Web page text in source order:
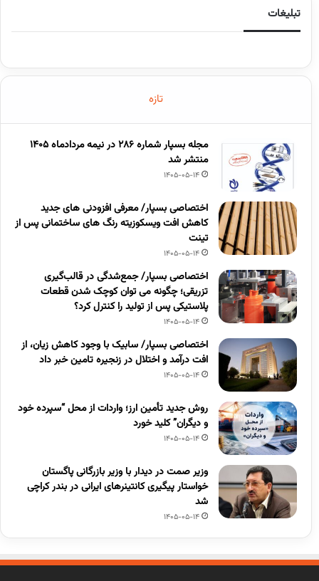
تبلیغات
تازه
مجله بسپار شماره 286 در نیمه مردادماه 1405
منتشر شد
1405-05-14
اختصاصی بسپار/ معرفی افزودنی های جدید
کاهش افت ویسکوزیته رنگ های ساختمانی پس از
تینت
1405-05-14
اختصاصی بسپار/ جمع‌شدگی در قالب‌گیری
تزریقی؛ چگونه می توان کوچک شدن قطعات
پلاستیکی پس از تولید را کنترل کرد؟
1405-05-14
اختصاصی بسپار/ سابیک با وجود کاهش زیان، از
افت درآمد و اختلال در زنجیره تامین خبر داد
1405-05-14
روش جدید تأمین ارز؛ واردات از محل “سپرده خود
و دیگران” کلید خورد
1405-05-14
وزیر صمت در دیدار با وزیر بازرگانی پاگستان
خواستار پیگیری کانتینرهای ایرانی در بندر کراچی
شد
1405-05-14